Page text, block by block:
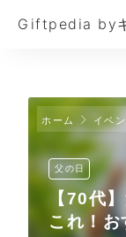
Giftpedia by
ホーム イベ
父の日
【70代
これ！